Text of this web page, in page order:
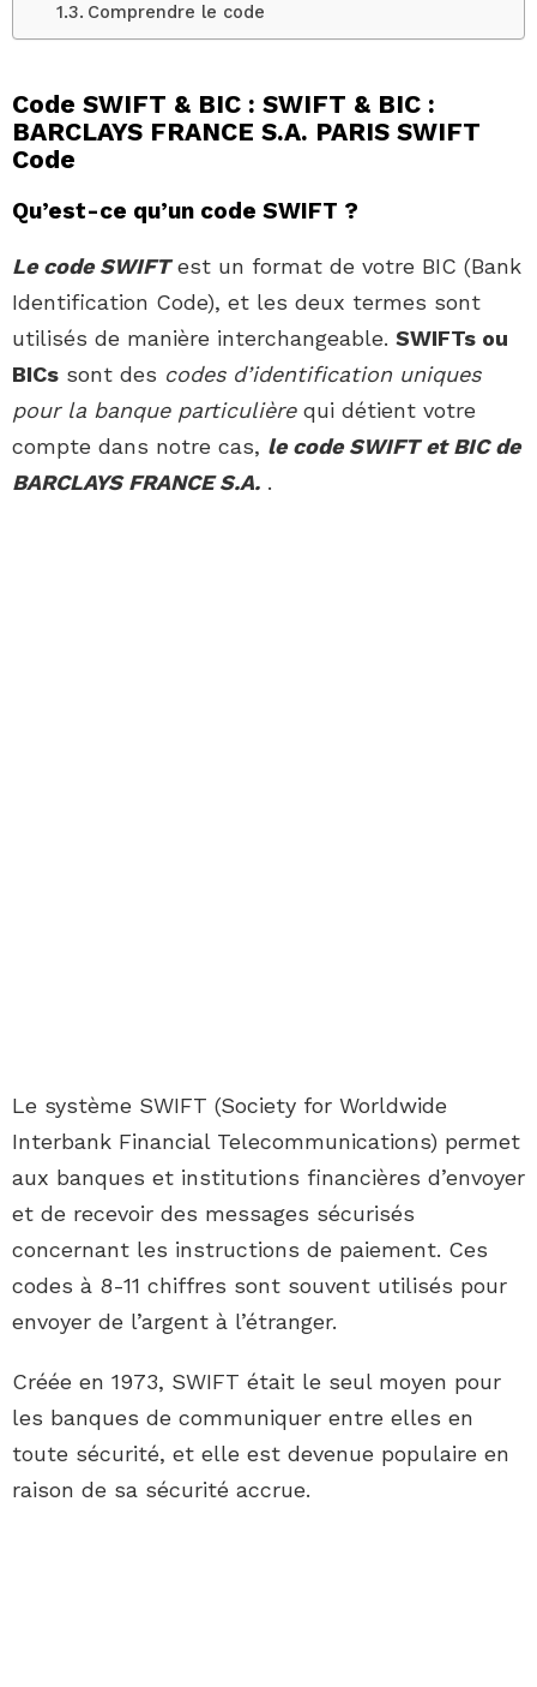
Comprendre le code
Code SWIFT & BIC : SWIFT & BIC :
BARCLAYS FRANCE S.A. PARIS SWIFT
Code
Qu’est-ce qu’un code SWIFT ?
Le code SWIFTest un format de votre BIC (Bank
Identification Code), et les deux termes sont
utilisés de manière interchangeable. SWIFTs ou
BICs sont des codes d’identification uniques
pour la banque particulière qui détient votre
compte dans notre cas, le code SWIFT et BIC de
BARCLAYS FRANCE S.A. .
Le système SWIFT (Society for Worldwide
Interbank Financial Telecommunications) permet
aux banques et institutions financières d’envoyer
et de recevoir des messages sécurisés
concernant les instructions de paiement. Ces
codes à 8-11 chiffres sont souvent utilisés pour
envoyer de l’argent à l’étranger.
Créée en 1973, SWIFT était le seul moyen pour
les banques de communiquer entre elles en
toute sécurité, et elle est devenue populaire en
raison de sa sécurité accrue.